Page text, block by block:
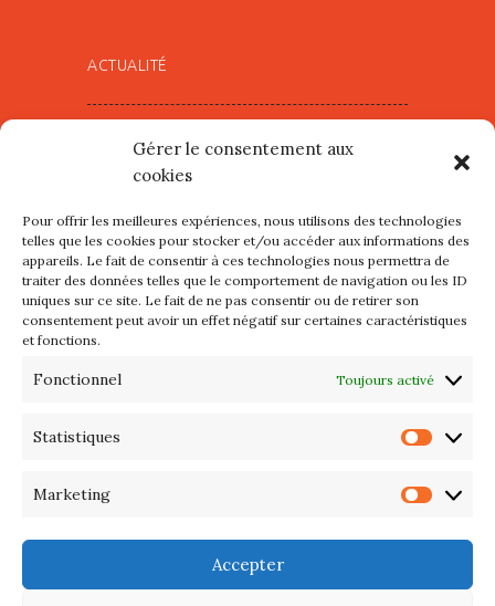
Gérer le consentement aux
cookies
Pour offrir les meilleures expériences, nous utilisons des technologies
telles que les cookies pour stocker et/ou accéder aux informations des
appareils. Le fait de consentir à ces technologies nous permettra de
traiter des données telles que le comportement de navigation ou les ID
uniques sur ce site. Le fait de ne pas consentir ou de retirer son
consentement peut avoir un effet négatif sur certaines caractéristiques
et fonctions.
Fonctionnel Toujours activé
Statistiques
Marketing
Accepter
ACTUALITÉ
mercredi 12 et jeudi 13 août
2026
Les petits formats du Port
d’Orange : Mercredi 22 juillet de
10h à 20h
2026 – Maison du Phare de
d’artistes – 13 et 14 Septembre